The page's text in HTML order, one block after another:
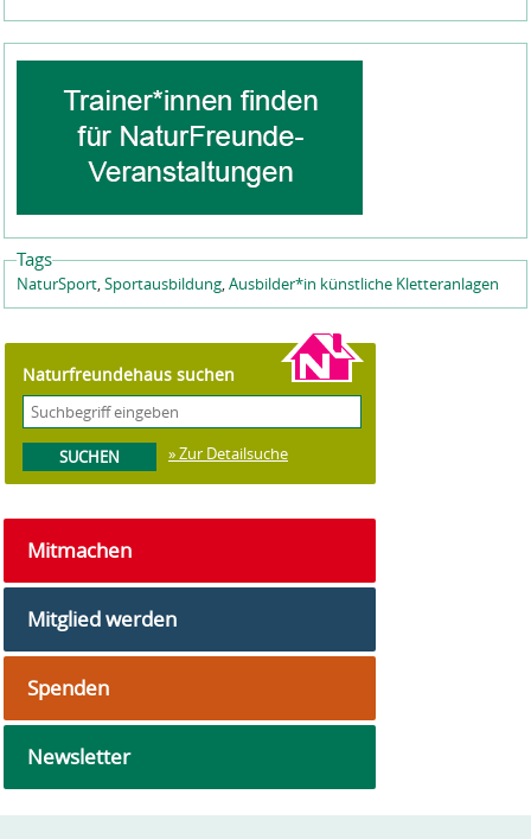
Tags
NaturSport Sportausbildung Ausbilder*in künstliche Kletteranlagen
Naturfreundehaus suchen
» Zur Detailsuche
Mitmachen
Mitglied werden
Spenden
Newsletter